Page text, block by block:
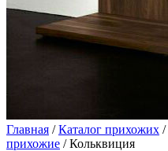
Главная /Каталог прихожих /
прихожие / Кольквиция